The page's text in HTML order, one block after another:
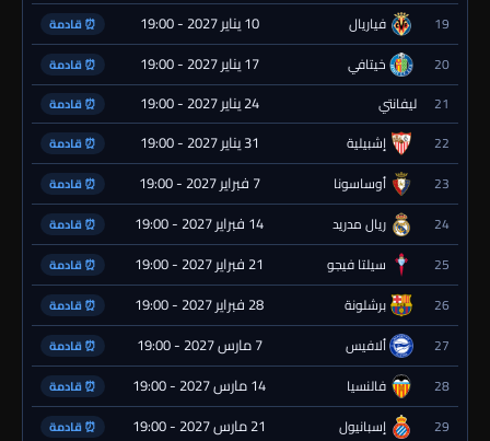
19 فياريال 10 يناير 2027 - 19:00 ⏰ قادمة
20 خيتافي 17 يناير 2027 - 19:00 ⏰ قادمة
21 ليفانتي 24 يناير 2027 - 19:00 ⏰ قادمة
22 إشبيلية 31 يناير 2027 - 19:00 ⏰ قادمة
23 أوساسونا 7 فبراير 2027 - 19:00 ⏰ قادمة
24 ريال مدريد 14 فبراير 2027 - 19:00 ⏰ قادمة
25 سيلتا فيجو 21 فبراير 2027 - 19:00 ⏰ قادمة
26 برشلونة 28 فبراير 2027 - 19:00 ⏰ قادمة
27 ألافيس 7 مارس 2027 - 19:00 ⏰ قادمة
28 فالنسيا 14 مارس 2027 - 19:00 ⏰ قادمة
29 إسبانيول 21 مارس 2027 - 19:00 ⏰ قادمة